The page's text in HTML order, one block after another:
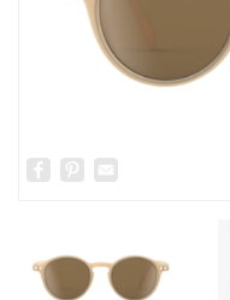
Facebook
Pinterest